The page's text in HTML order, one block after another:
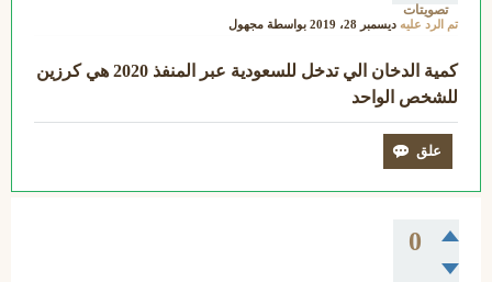
تصويتات
تم الرد عليه ديسمبر 28، 2019 بواسطة مجهول
كمية الدخان الي تدخل للسعودية عبر المنفذ 2020 هي كرزين
للشخص الواحد
0